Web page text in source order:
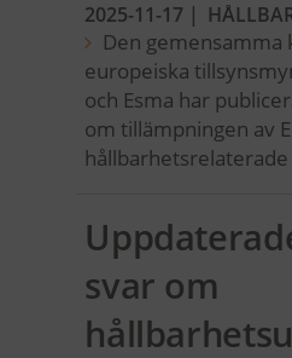
2025-11-17 |
Den
europeiska
och Esma har
om tillämpningen av
hållbarhetsrelaterade
svar om